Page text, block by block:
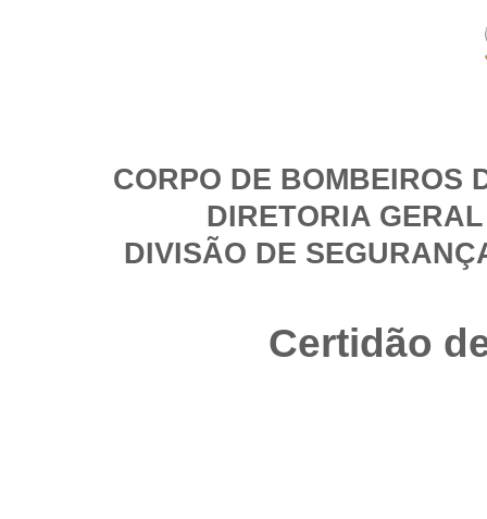
CORPO DE BOMBEIROS
DIRETORIA
DIVISÃO DE
Certidão